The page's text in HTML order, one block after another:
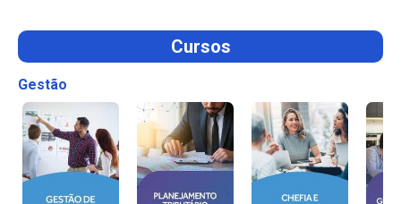
Cursos
Gestão